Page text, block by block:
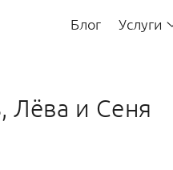
Блог Услуги
Лёва и Сеня